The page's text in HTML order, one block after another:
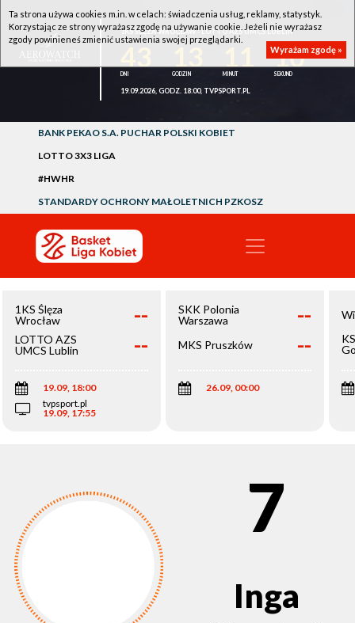
1KS ŚLĘZA WROCŁAW - LOTTO AZS UMCS LUBLIN
10
19.09.2026, GODZ. 18:00, TVPSPORT.PL
BANK PEKAO S.A. PUCHAR POLSKI KOBIET
LOTTO 3X3 LIGA
#HWHR
STANDARDY OCHRONY MAŁOLETNICH PZKOSZ
1KS Ślęza
Wrocław
--
LOTTO AZS
UMCS Lublin
--
19.09, 18:00
tvpsport.pl
19.09, 17:55
SKK Polonia
Warszawa
--
MKS Pruszków --
26.09, 00:00
7
Inga
Ta strona używa cookies m.in. w celach: świadczenia usług, reklamy, statystyk.
Korzystając ze strony wyrażasz zgodę na używanie cookie. Jeżeli nie wyrażasz
zgody powinieneś zmienić ustawienia swojej przeglądarki.
Wyrażam zgodę »